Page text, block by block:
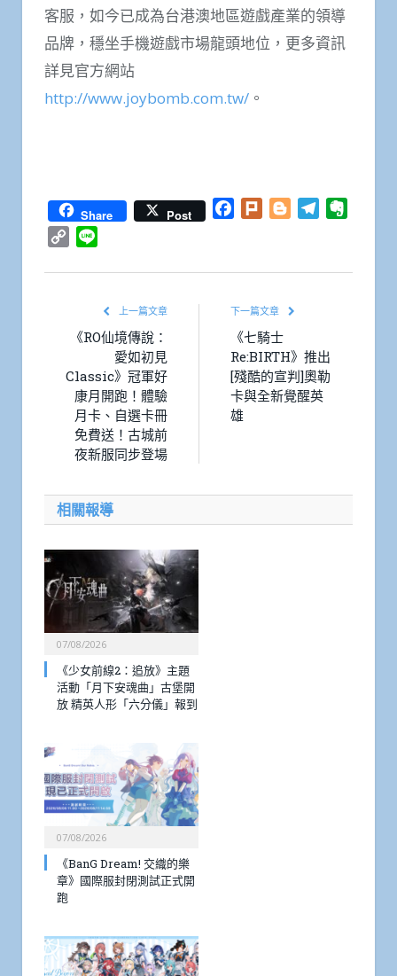
客服，如今已成為台港澳地區遊戲產業的領導
品牌，穩坐手機遊戲市場龍頭地位，更多資訊
詳見官方網站
http://www.joybomb.com.tw/ 。
Share Post Facebook
Plurk BloggerTelegram
Copy
上一篇文章
《RO仙境傳說：
愛如初見
Classic》冠軍好
康月開跑！體驗
月卡、自選卡冊
免費送！古城前
夜新服同步登場
下一篇文章
《七騎士
Re:BIRTH》推出
[殘酷的宣判]奧勒
卡與全新覺醒英
雄
相關報導
07/08/2026
《少女前線2：追放》主題
活動「月下安魂曲」古堡開
放 精英人形「六分儀」報到
07/08/2026
《BanG Dream! 交織的樂
章》國際服封閉測試正式開
跑